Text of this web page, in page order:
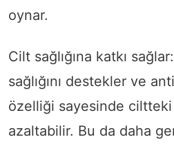
oynar.
Cilt sağlığına katkı
sağlığını destekler ve
özelliği sayesinde ciltteki
azaltabilir. Bu da daha